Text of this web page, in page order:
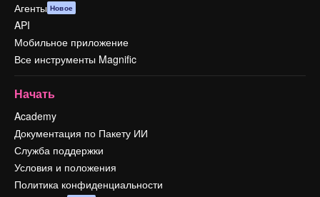
Агенты Новое
API
Мобильное приложение
Все инструменты Magnific
Начать
Academy
Документация по Пакету ИИ
Служба поддержки
Условия и положения
Политика конфиденциальности